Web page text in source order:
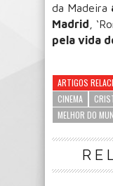
da Madeira
Madrid ,
pela vida
ARTIGOS
CINEMA
MELHOR DO